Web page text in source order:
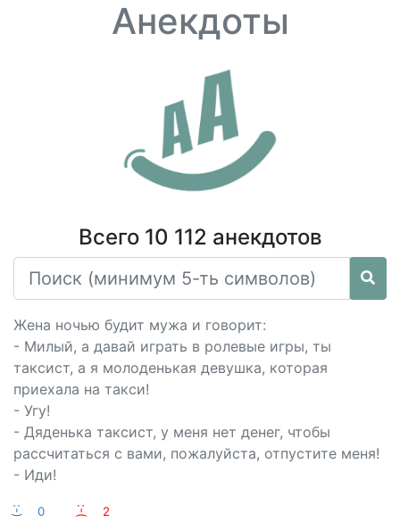
Анекдоты
Всего 10 112 анекдотов
Жена ночью будит мужа и говорит:
- Милый, а давай играть в ролевые игры, ты
таксист, а я молоденькая девушка, которая
приехала на такси!
- Угу!
- Дяденька таксист, у меня нет денег, чтобы
рассчитаться с вами, пожалуйста, отпустите меня!
- Иди!
:-) 0 :-(
2